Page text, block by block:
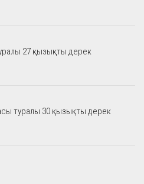
27 қызықты дерек
туралы 30 қызықты дерек